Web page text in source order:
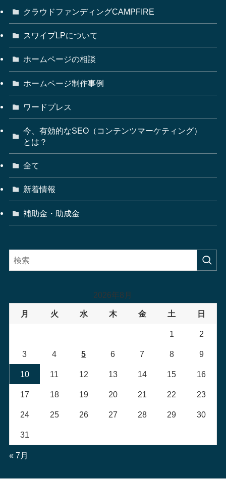
クラウドファンディングCAMPFIRE
スワイプLPについて
ホームページの相談
ホームページ制作事例
ワードプレス
今、有効的なSEO（コンテンツマーケティング）
とは？
全て
新着情報
補助金・助成金
2026年8月
月 火 水 木 金 土 日
1 2
3 4 5 6 7 8 9
10 11 12 13 14 15 16
17 18 19 20 21 22 23
24 25 26 27 28 29 30
31
« 7月